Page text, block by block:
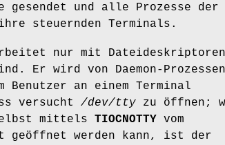
gesendet und alle Prozesse der
steuernden Terminals.
nur mit
Er wird von Daemon-Prozessen
Benutzer an einem Terminal
versucht /dev/tty zu öffnen;
mittels TIOCNOTTY vom
geöffnet werden kann, ist der